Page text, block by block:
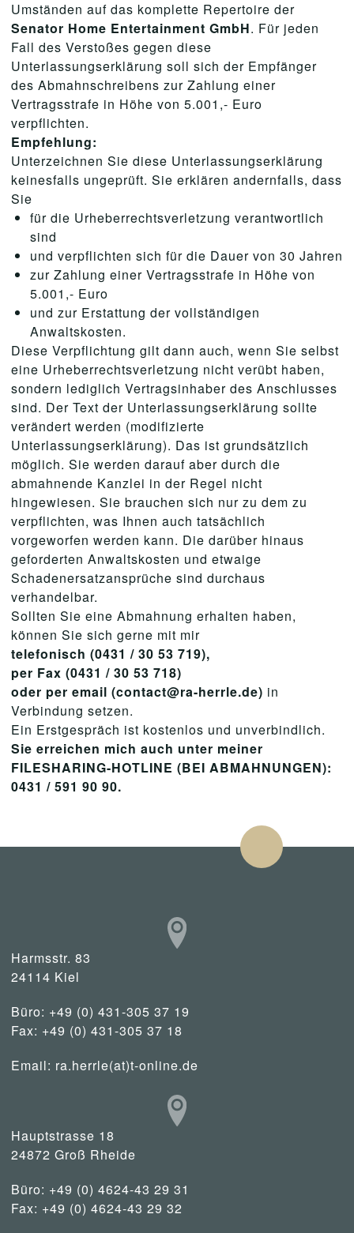
Umständen auf das komplette Repertoire der
Senator Home Entertainment GmbH. Für jeden
Fall des Verstoßes gegen diese
Unterlassungserklärung soll sich der Empfänger
des Abmahnschreibens zur Zahlung einer
Vertragsstrafe in Höhe von 5.001,- Euro
verpflichten.
Empfehlung:
Unterzeichnen Sie diese Unterlassungserklärung
keinesfalls ungeprüft. Sie erklären andernfalls, dass
Sie
für die Urheberrechtsverletzung verantwortlich
sind
und verpflichten sich für die Dauer von 30 Jahren
zur Zahlung einer Vertragsstrafe in Höhe von
5.001,- Euro
und zur Erstattung der vollständigen
Anwaltskosten.
Diese Verpflichtung gilt dann auch, wenn Sie selbst
eine Urheberrechtsverletzung nicht verübt haben,
sondern lediglich Vertragsinhaber des Anschlusses
sind. Der Text der Unterlassungserklärung sollte
verändert werden (modifizierte
Unterlassungserklärung). Das ist grundsätzlich
möglich. Sie werden darauf aber durch die
abmahnende Kanzlei in der Regel nicht
hingewiesen. Sie brauchen sich nur zu dem zu
verpflichten, was Ihnen auch tatsächlich
vorgeworfen werden kann. Die darüber hinaus
geforderten Anwaltskosten und etwaige
Schadenersatzansprüche sind durchaus
verhandelbar.
Sollten Sie eine Abmahnung erhalten haben,
können Sie sich gerne mit mir
telefonisch (0431 / 30 53 719),
per Fax (0431 / 30 53 718)
oder per email (contact@ra-herrle.de) in
Verbindung setzen.
Ein Erstgespräch ist kostenlos und unverbindlich.
Sie erreichen mich auch unter meiner
FILESHARING-HOTLINE (BEI ABMAHNUNGEN):
0431 / 591 90 90.
Harmsstr. 83
24114 Kiel
Büro: +49 (0) 431-305 37 19
Fax: +49 (0) 431-305 37 18
Email: ra.herrle(at)t-online.de
Hauptstrasse 18
24872 Groß Rheide
Büro: +49 (0) 4624-43 29 31
Fax: +49 (0) 4624-43 29 32